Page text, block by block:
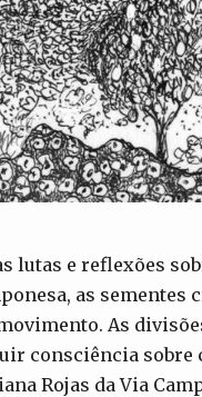
lutas e reflexões
as sementes
As
consciência sobre
Rojas da Via